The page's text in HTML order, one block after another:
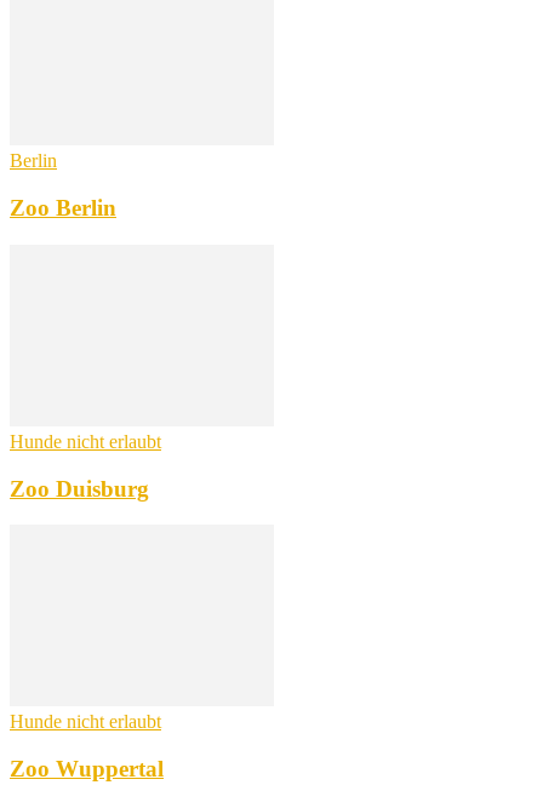
Berlin
Zoo Berlin
Hunde nicht erlaubt
Zoo Duisburg
Hunde nicht erlaubt
Zoo Wuppertal